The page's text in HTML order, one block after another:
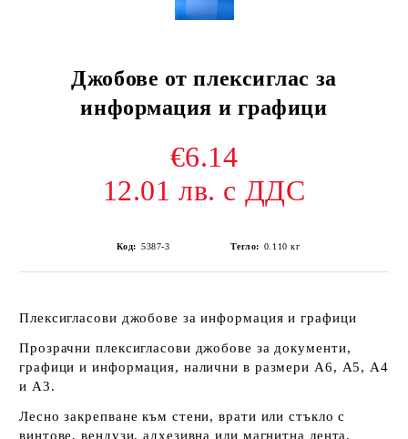
Джобове от плексиглас за
информация и графици
€6.14
12.01 лв. с ДДС
Код: 5387-3 Тегло: 0.110 кг
Плексигласови джобове за информация и графици
Прозрачни плексигласови джобове за документи,
графици и информация, налични в размери А6, А5, А4
и А3.
Лесно закрепване към стени, врати или стъкло с
винтове, вендузи, адхезивна или магнитна лента.